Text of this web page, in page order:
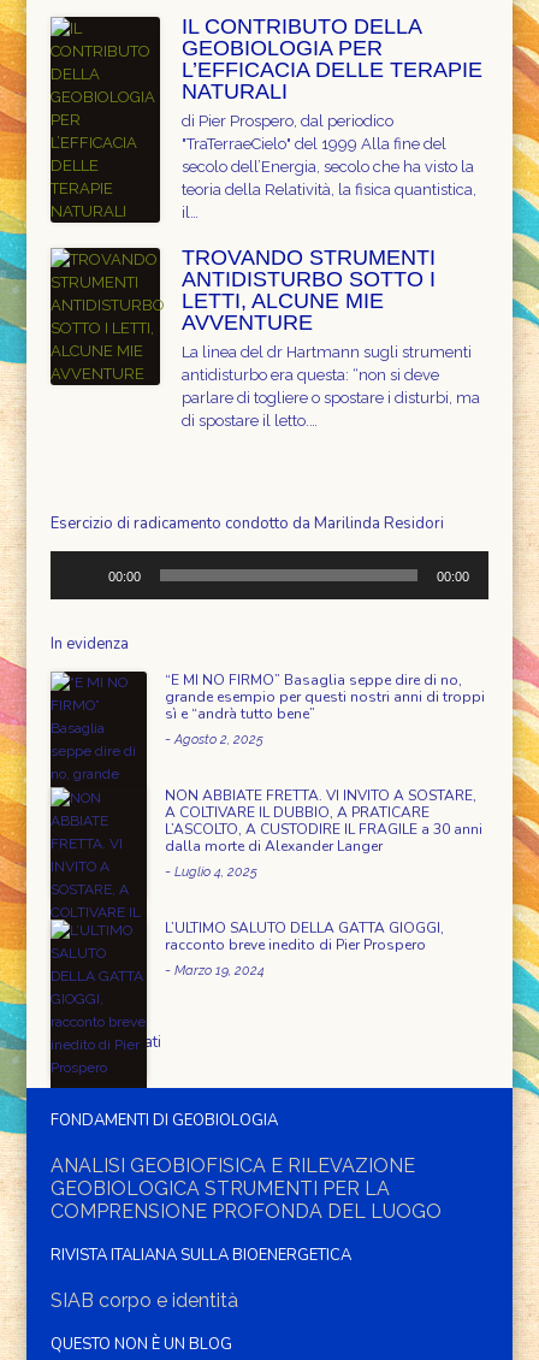
IL CONTRIBUTO DELLA
GEOBIOLOGIA PER
L’EFFICACIA DELLE TERAPIE
NATURALI
di Pier Prospero, dal periodico
"TraTerraeCielo" del 1999 Alla fine del
secolo dell’Energia, secolo che ha visto la
teoria della Relatività, la fisica quantistica,
il…
TROVANDO STRUMENTI
ANTIDISTURBO SOTTO I
LETTI, ALCUNE MIE
AVVENTURE
La linea del dr Hartmann sugli strumenti
antidisturbo era questa: “non si deve
parlare di togliere o spostare i disturbi, ma
di spostare il letto.…
Esercizio di radicamento condotto da Marilinda Residori
00:00 00:00
In evidenza
“E MI NO FIRMO” Basaglia seppe dire di no,
grande esempio per questi nostri anni di troppi
sì e “andrà tutto bene”
-Agosto 2, 2025
NON ABBIATE FRETTA. VI INVITO A SOSTARE,
A COLTIVARE IL DUBBIO, A PRATICARE
L’ASCOLTO, A CUSTODIRE IL FRAGILE a 30 anni
dalla morte di Alexander Langer
-Luglio 4, 2025
L’ULTIMO SALUTO DELLA GATTA GIOGGI,
racconto breve inedito di Pier Prospero
-Marzo 19, 2024
Eventi segnalati
FONDAMENTI DI GEOBIOLOGIA
ANALISI GEOBIOFISICA E RILEVAZIONE
GEOBIOLOGICA STRUMENTI PER LA
COMPRENSIONE PROFONDA DEL LUOGO
RIVISTA ITALIANA SULLA BIOENERGETICA
SIAB corpo e identità
QUESTO NON È UN BLOG